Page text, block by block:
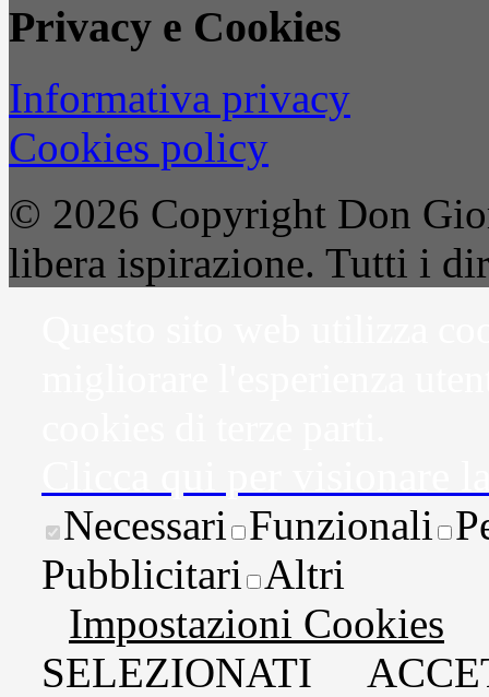
Privacy e Cookies
Informativa privacy
Cookies policy
© 2026 Copyright Don
libera ispirazione. Tutti i
Necessari Funzionali
Pubblicitari
Altri
Impostazioni Cookies
SELEZIONATI